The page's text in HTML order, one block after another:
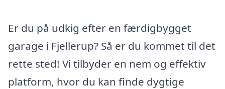
Er du på udkig efter en færdigbygget
garage i Fjellerup? Så er du kommet til det
rette sted! Vi tilbyder en nem og effektiv
platform, hvor du kan finde dygtige